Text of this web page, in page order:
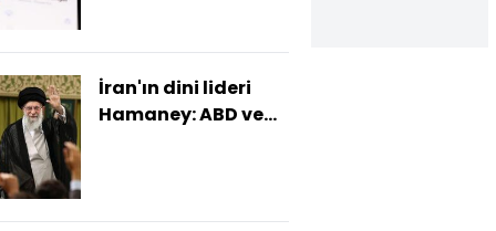
İran'ın dini lideri
Hamaney: ABD ve